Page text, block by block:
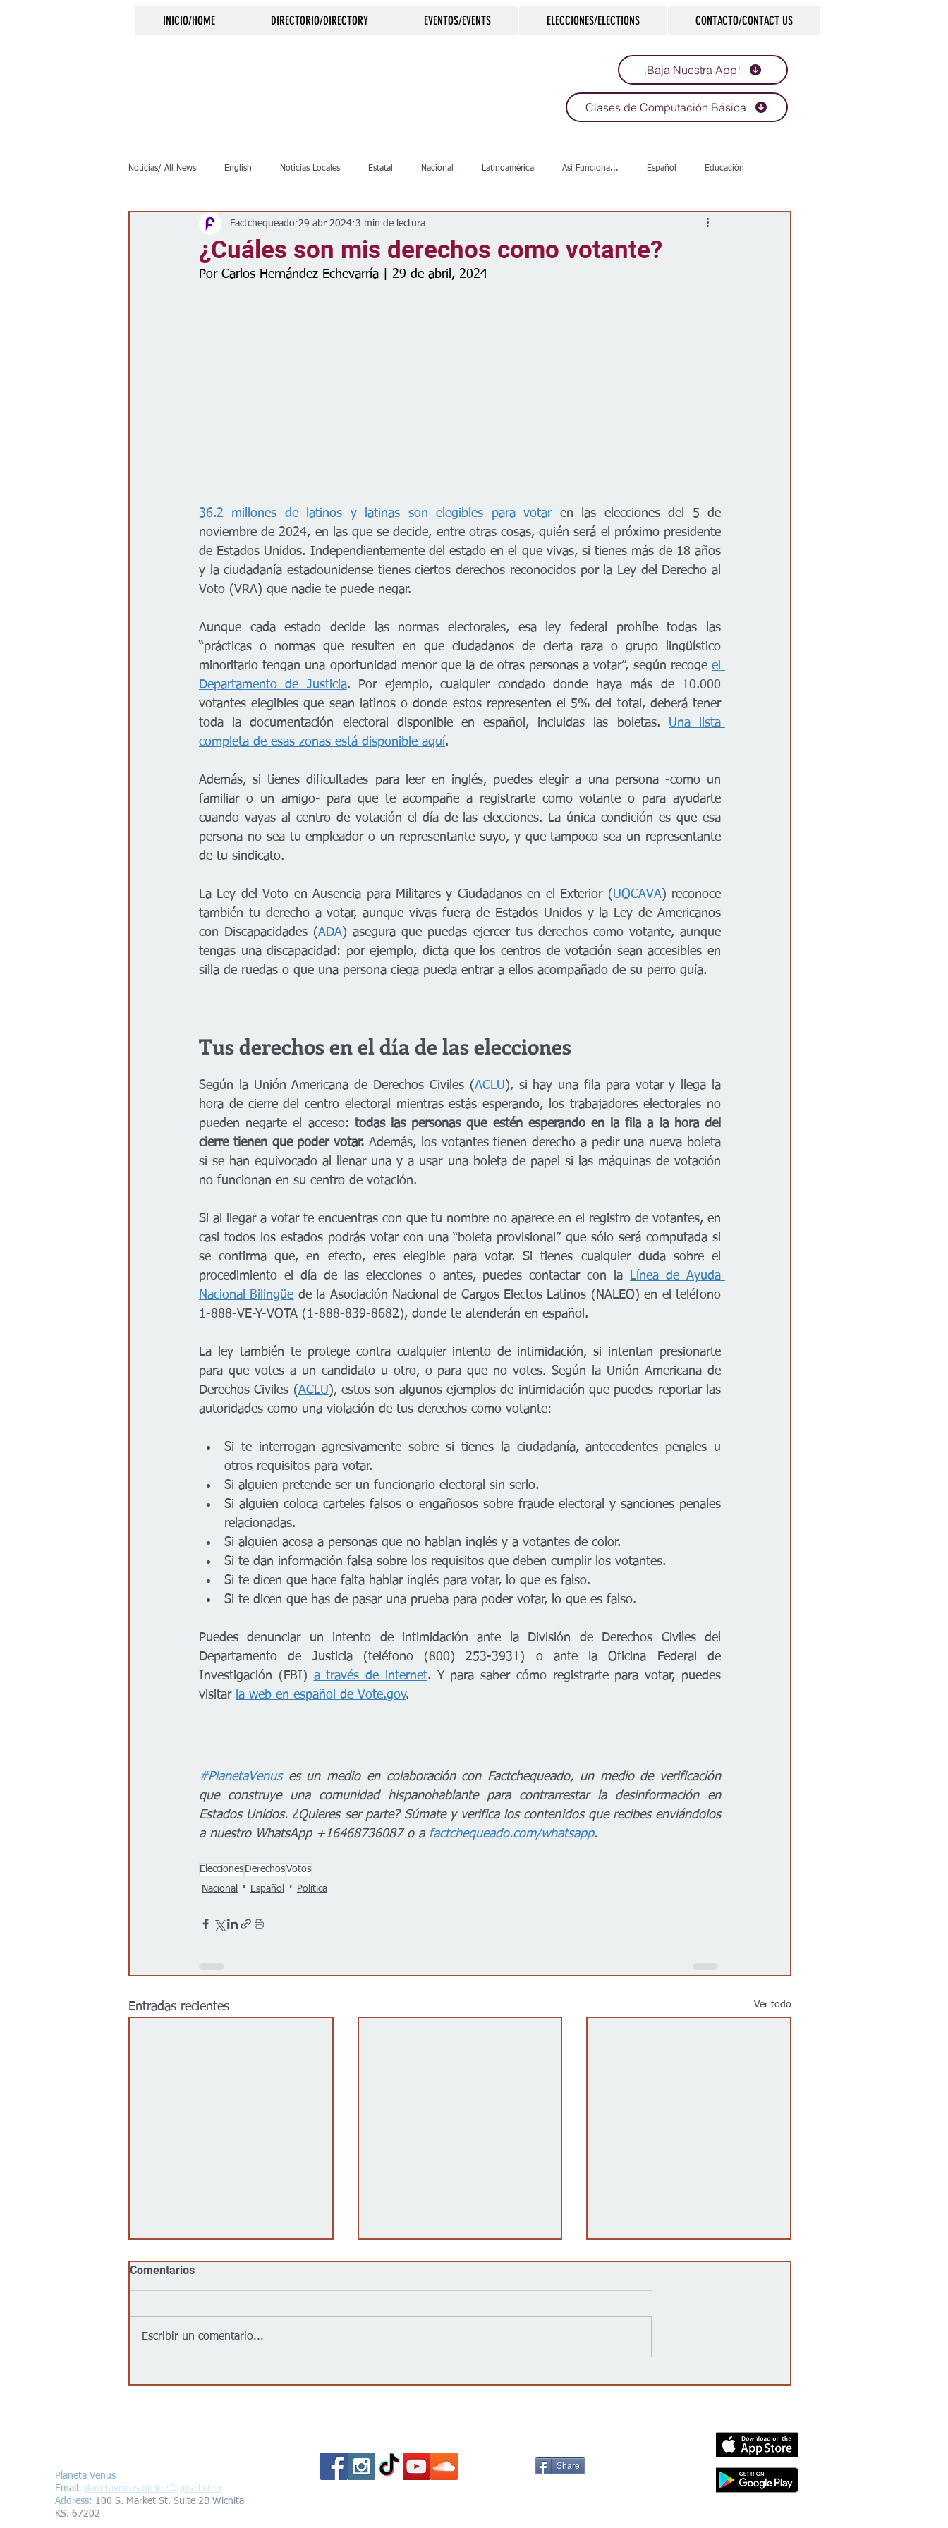
INICIO/HOME DIRECTORIO/DIRECTORY EVENTOS/EVENTS ELECCIONES/ELECTIONS CONTACTO/CONTACT US
¡Baja Nuestra App!
Clases de Computación Básica
Noticias/ All News English Noticias Locales Estatal Nacional Latinoamérica Así Funciona... Español Educación
Crimen Negocios Salud Arte & Cultura
Clima Vivienda Escuelas Desamparados
¿Cuáles son mis derechos como votante?
Factchequeado 29 abr 2024 3 min de lectura
Por Carlos Hernández Echevarría | 29 de abril, 2024
36.2 millones de latinos y latinas son elegibles para votar en las elecciones del 5 de
noviembre de 2024, en las que se decide, entre otras cosas, quién será el próximo presidente
de Estados Unidos. Independientemente del estado en el que vivas, si tienes más de 18 años
y la ciudadanía estadounidense tienes ciertos derechos reconocidos por la Ley del Derecho al
Voto (VRA) que nadie te puede negar.
Aunque cada estado decide las normas electorales, esa ley federal prohíbe todas las
“prácticas o normas que resulten en que ciudadanos de cierta raza o grupo lingüístico
minoritario tengan una oportunidad menor que la de otras personas a votar”, según recoge el
Departamento de Justicia. Por ejemplo, cualquier condado donde haya más de 10.000
votantes elegibles que sean latinos o donde estos representen el 5% del total, deberá tener
toda la documentación electoral disponible en español, incluidas las boletas. Una lista
completa de esas zonas está disponible aquí.
Además, si tienes dificultades para leer en inglés, puedes elegir a una persona -como un
familiar o un amigo- para que te acompañe a registrarte como votante o para ayudarte
cuando vayas al centro de votación el día de las elecciones. La única condición es que esa
persona no sea tu empleador o un representante suyo, y que tampoco sea un representante
de tu sindicato.
La Ley del Voto en Ausencia para Militares y Ciudadanos en el Exterior (UOCAVA) reconoce
también tu derecho a votar, aunque vivas fuera de Estados Unidos y la Ley de Americanos
con Discapacidades (ADA) asegura que puedas ejercer tus derechos como votante, aunque
tengas una discapacidad: por ejemplo, dicta que los centros de votación sean accesibles en
silla de ruedas o que una persona ciega pueda entrar a ellos acompañado de su perro guía.
Tus derechos en el día de las elecciones
Según la Unión Americana de Derechos Civiles (ACLU), si hay una fila para votar y llega la
hora de cierre del centro electoral mientras estás esperando, los trabajadores electorales no
pueden negarte el acceso: todas las personas que estén esperando en la fila a la hora del
cierre tienen que poder votar. Además, los votantes tienen derecho a pedir una nueva boleta
si se han equivocado al llenar una y a usar una boleta de papel si las máquinas de votación
no funcionan en su centro de votación.
Si al llegar a votar te encuentras con que tu nombre no aparece en el registro de votantes, en
casi todos los estados podrás votar con una “boleta provisional” que sólo será computada si
se confirma que, en efecto, eres elegible para votar. Si tienes cualquier duda sobre el
procedimiento el día de las elecciones o antes, puedes contactar con la
Línea de Ayuda
Nacional Bilingüe de la Asociación Nacional de Cargos Electos Latinos (NALEO) en el teléfono
1-888-VE-Y-VOTA (1-888-839-8682), donde te atenderán en español.
La ley también te protege contra cualquier intento de intimidación, si intentan presionarte
para que votes a un candidato u otro, o para que no votes. Según la Unión Americana de
Derechos Civiles (ACLU), estos son algunos ejemplos de intimidación que puedes reportar las
autoridades como una violación de tus derechos como votante:
Si te interrogan agresivamente sobre si tienes la ciudadanía, antecedentes penales u
otros requisitos para votar.
Si alguien pretende ser un funcionario electoral sin serlo.
Si alguien coloca carteles falsos o engañosos sobre fraude electoral y sanciones penales
relacionadas.
Si alguien acosa a personas que no hablan inglés y a votantes de color.
Si te dan información falsa sobre los requisitos que deben cumplir los votantes.
Si te dicen que hace falta hablar inglés para votar, lo que es falso.
Si te dicen que has de pasar una prueba para poder votar, lo que es falso.
Puedes denunciar un intento de intimidación ante la División de Derechos Civiles del
Departamento de Justicia (teléfono (800) 253-3931) o ante la Oficina Federal de
Investigación (FBI) a través de internet. Y para saber cómo registrarte para votar, puedes
visitar la web en español de Vote.gov.
#PlanetaVenus es un medio en colaboración con Factchequeado, un medio de verificación
que construye una comunidad hispanohablante para contrarrestar la desinformación en
Estados Unidos. ¿Quieres ser parte? Súmate y verifica los contenidos que recibes enviándolos
a nuestro WhatsApp +16468736087 o a factchequeado.com/whatsapp.
Elecciones DerechosVotos
Nacional
Español Política
Entradas recientes Ver todo
Comentarios
Escribir un comentario...
Planeta Venus
Email:planetavenus.online@gmail.com
Address: 100 S. Market St. Suite 2B Wichita
KS. 67202
Share